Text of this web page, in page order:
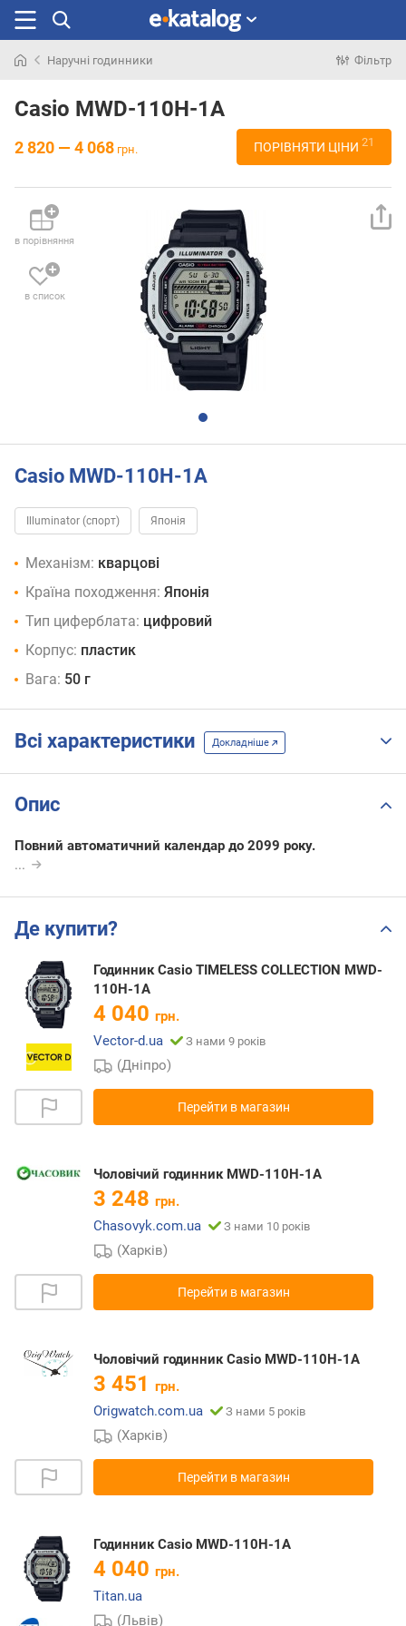
раніше
Наручні годинники Фільтр
Casio MWD-110H-1A
2 820 — 4 068 грн. ПОРІВНЯТИ ЦІНИ 21
в порівняння
в список
Casio MWD-110H-1A
Illuminator (спорт) Японія
Механізм: кварцові
Країна походження: Японія
Тип циферблата: цифровий
Корпус: пластик
Вага: 50 г
Всі характеристики Докладніше
Опис
Повний автоматичний календар до 2099 року.
...
Де купити?
Годинник Casio TIMELESS COLLECTION MWD-
110H-1A
4 040 грн.
Vector-d.ua
З нами 9 років
(Дніпро)
Перейти в магазин
Чоловічий годинник MWD-110H-1A
3 248 грн.
Chasovyk.com.ua
З нами 10 років
(Харків)
Перейти в магазин
Чоловічий годинник Casio MWD-110H-1A
3 451 грн.
Origwatch.com.ua
З нами 5 років
(Харків)
Перейти в магазин
Годинник Casio MWD-110H-1A
4 040 грн.
Titan.ua
(Львів)